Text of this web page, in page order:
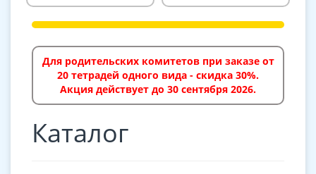
Для родительских комитетов при заказе от
20 тетрадей одного вида - скидка 30%.
Акция действует до 30 сентября 2026.
Каталог